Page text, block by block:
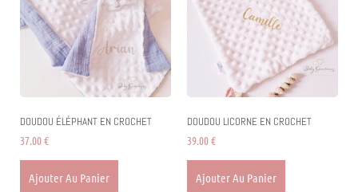
DOUDOU ÉLÉPHANT EN CROCHET
37.00€
Ajouter Au Panier
DOUDOU LICORNE EN CROCHET
39.00€
Ajouter Au Panier